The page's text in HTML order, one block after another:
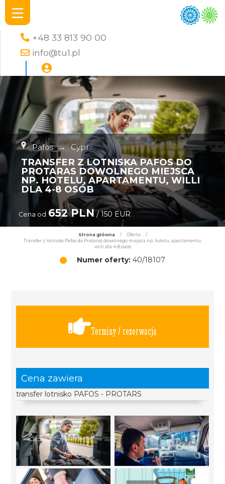
+48 33 813 90 00
info@tu1.pl
Pafos → Cypr
TRANSFER Z LOTNISKA PAFOS DO
PROTARAS DOWOLNEGO MIEJSCA
NP. HOTELU, APARTAMENTU, WILLI
DLA 4-8 OSÓB
Cena od 652 PLN/ 150 EUR
Strona główna / Oferta
/
Transfer z lotniska Pafos do Protaras dowolnego miejsca np. hotelu, apartamentu,
willi dla 4-8 osób
Numer oferty: 40/18107
Terminy / rezerwacja
Cena zawiera
transfer lotnisko PAFOS - PROTARS